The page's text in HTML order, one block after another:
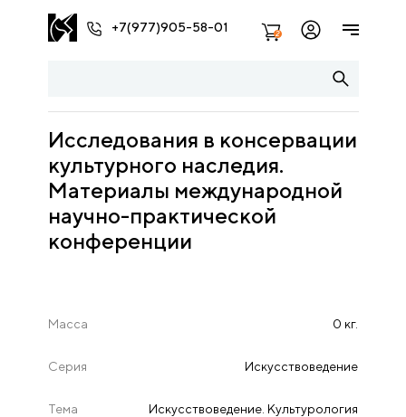
+7(977)905-58-01 2
Исследования в консервации
культурного наследия.
Материалы международной
научно-практической
конференции
Масса 0 кг.
Серия Искусствоведение
Тема Искусствоведение. Культурология